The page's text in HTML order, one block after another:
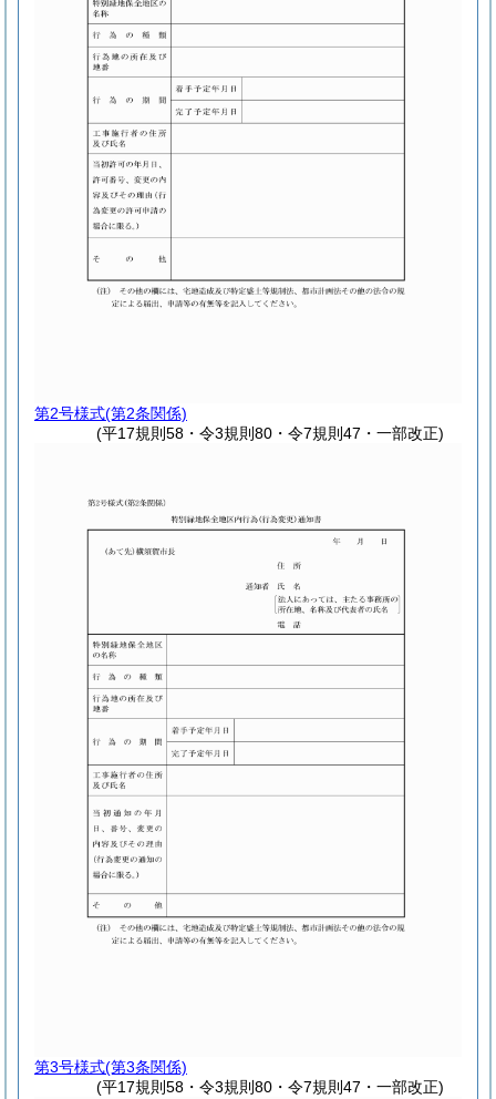
第2号様式(第2条関係)
(平17規則58・令3規則80・令7規則47・一部改正)
第3号様式(第3条関係)
(平17規則58・令3規則80・令7規則47・一部改正)